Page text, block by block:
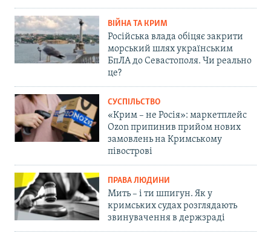
ВІЙНА ТА КРИМ
Російська влада обіцяє закрити
морський шлях українським
БпЛА до Севастополя. Чи реально
це?
СУСПІЛЬСТВО
«Крим – не Росія»: маркетплейс
Ozon припинив прийом нових
замовлень на Кримському
півострові
ПРАВА ЛЮДИНИ
Мить – і ти шпигун. Як у
кримських судах розглядають
звинувачення в держзраді